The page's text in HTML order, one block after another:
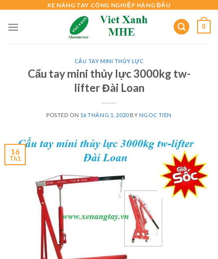
content
XE NÂNG TAY CÔNG NGHIỆP HÀNG ĐẦU
0
CẨU TAY MINI THỦY LỰC
Cẩu tay mini thủy lực 3000kg tw-
lifter Đài Loan
POSTED ON 16 THÁNG 1, 2020BY NGOC TIEN
16
Th1